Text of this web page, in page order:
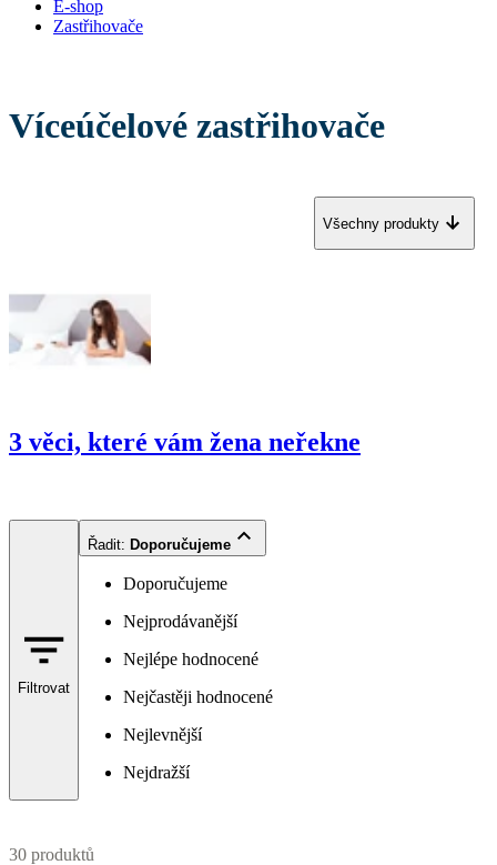
E-shop
Zastřihovače
Víceúčelové zastřihovače
Všechny produkty
3 věci, které vám žena neřekne
Filtrovat
Řadit: Doporučujeme
Doporučujeme
Nejprodávanější
Nejlépe hodnocené
Nejčastěji hodnocené
Nejlevnější
Nejdražší
30 produktů